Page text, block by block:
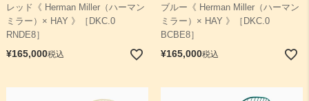
レッド《 Herman Miller（ハーマン
ミラー）× HAY 》［DKC.0
RNDE8］
¥165,000税込
ブルー《 Herman Miller（ハーマン
ミラー）× HAY 》［DKC.0
BCBE8］
¥165,000税込